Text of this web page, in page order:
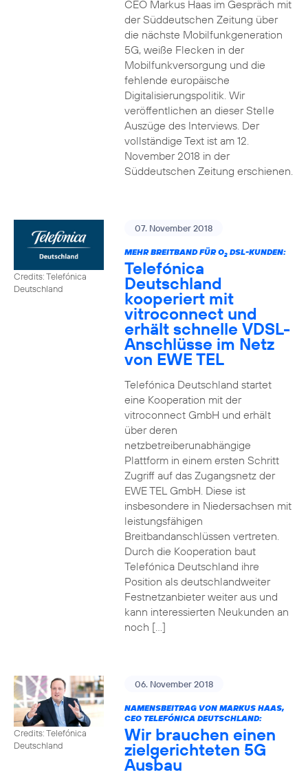
CEO Markus Haas im Gespräch mit
der Süddeutschen Zeitung über
die nächste Mobilfunkgeneration
5G, weiße Flecken in der
Mobilfunkversorgung und die
fehlende europäische
Digitalisierungspolitik. Wir
veröffentlichen an dieser Stelle
Auszüge des Interviews. Der
vollständige Text ist am 12.
November 2018 in der
Süddeutschen Zeitung erschienen.
Credits: Telefónica
Deutschland
07. November 2018
MEHR BREITBAND FÜR O2DSL-KUNDEN:
Telefónica
Deutschland
kooperiert mit
vitroconnect und
erhält schnelle VDSL-
Anschlüsse im Netz
von EWE TEL
Telefónica Deutschland startet
eine Kooperation mit der
vitroconnect GmbH und erhält
über deren
netzbetreiberunabhängige
Plattform in einem ersten Schritt
Zugriff auf das Zugangsnetz der
EWE TEL GmbH. Diese ist
insbesondere in Niedersachsen mit
leistungsfähigen
Breitbandanschlüssen vertreten.
Durch die Kooperation baut
Telefónica Deutschland ihre
Position als deutschlandweiter
Festnetzanbieter weiter aus und
kann interessierten Neukunden an
noch […]
Credits: Telefónica
Deutschland
06. November 2018
NAMENSBEITRAG VON MARKUS HAAS,
CEO TELEFÓNICA DEUTSCHLAND:
Wir brauchen einen
zielgerichteten 5G
Ausbau